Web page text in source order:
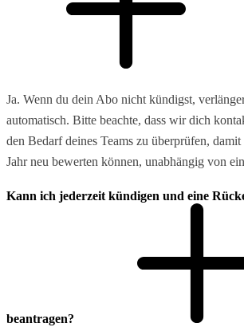
Ja. Wenn du dein Abo nicht kündigst,
automatisch. Bitte beachte, dass wir dich
den Bedarf deines Teams zu überprüfen,
Jahr neu bewerten können, unabhängig von
Kann ich jederzeit kündigen und eine
beantragen?